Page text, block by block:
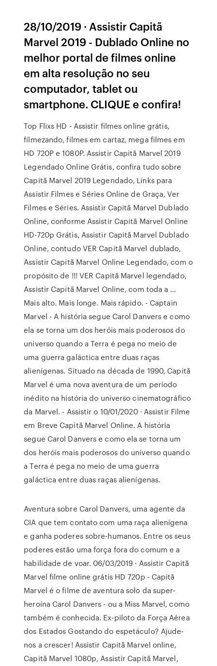
28/10/2019 · Assistir Capitã
Marvel 2019 - Dublado Online no
melhor portal de filmes online
em alta resolução no seu
computador, tablet ou
smartphone. CLIQUE e confira!
Top Flixs HD - Assistir filmes online grátis,
filmezando, filmes em cartaz, mega filmes em
HD 720P e 1080P. Assistir Capitã Marvel 2019
Legendado Online Grátis, confira tudo sobre
Capitã Marvel 2019 Legendado, Links para
Assistir Filmes e Séries Online de Graça, Ver
Filmes e Séries. Assistir Capitã Marvel Dublado
Online, conforme Assistir Capitã Marvel Online
HD-720p Grátis, Assistir Capitã Marvel Dublado
Online, contudo VER Capitã Marvel dublado,
Assistir Capitã Marvel Online Legendado, com o
propósito de !!! VER Capitã Marvel legendado,
Assistir Capitã Marvel Online, com toda a …
Mais alto. Mais longe. Mais rápido. - Captain
Marvel - A história segue Carol Danvers e como
ela se torna um dos heróis mais poderosos do
universo quando a Terra é pega no meio de
uma guerra galáctica entre duas raças
alienígenas. Situado na década de 1990, Capitã
Marvel é uma nova aventura de um período
inédito na história do universo cinematográfico
da Marvel. - Assistir o 10/01/2020 · Assistir Filme
em Breve Capitã Marvel Online. A história
segue Carol Danvers e como ela se torna um
dos heróis mais poderosos do universo quando
a Terra é pega no meio de uma guerra
galáctica entre duas raças alienígenas.
Aventura sobre Carol Danvers, uma agente da
CIA que tem contato com uma raça alienígena
e ganha poderes sobre-humanos. Entre os seus
poderes estão uma força fora do comum e a
habilidade de voar. 06/03/2019 · Assistir Capitã
Marvel filme online grátis HD 720p - Capitã
Marvel é o filme de aventura solo da super-
heroína Carol Danvers - ou a Miss Marvel, como
também é conhecida. Ex-piloto da Força Aérea
dos Estados Gostando do espetáculo? Ajude-
nos a crescer! Assistir Capitã Marvel online,
Capitã Marvel 1080p, Assistir Capitã Marvel,